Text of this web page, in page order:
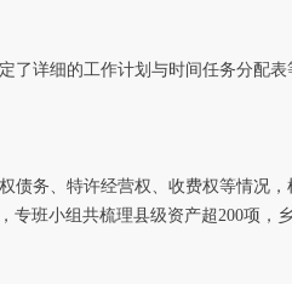
详细的工作计划与时间任务分配
务、特许经营权、收费权等情况
班小组共梳理县级资产超200项